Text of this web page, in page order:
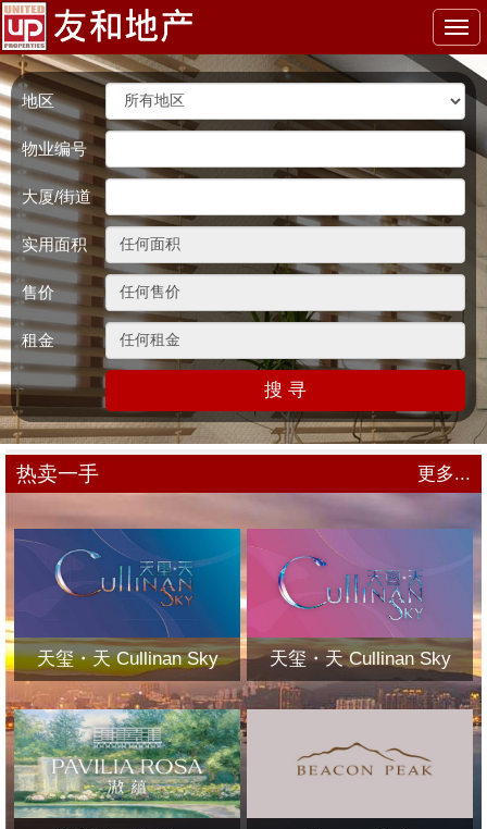
地区
物业编号
大厦/街道
实用面积
售价
租金
搜 寻
热卖一手 更多...
天玺・天 Cullinan Sky 天玺・天 Cullinan Sky